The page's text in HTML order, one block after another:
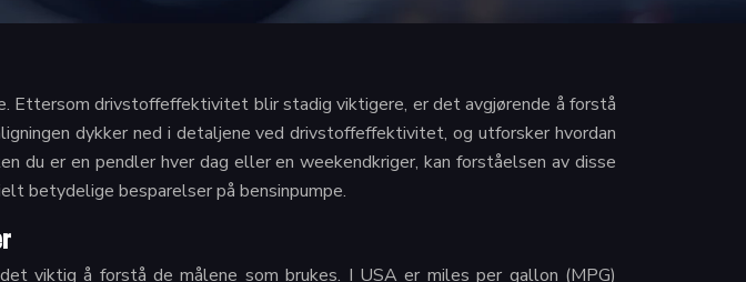
drivstoffeffektivitet blir stadig viktigere, er det avgjørende å forstå
dykker ned i detaljene ved drivstoffeffektivitet, og utforsker hvordan
du er en pendler hver dag eller en weekendkriger, kan forståelsen av disse
betydelige besparelser på bensinpumpe.
viktig å forstå de målene som brukes. I USA er miles per gallon (MPG)